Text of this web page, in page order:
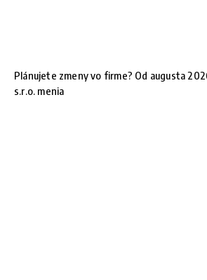
Plánujete zmeny vo firme? Od augusta
s.r.o. menia